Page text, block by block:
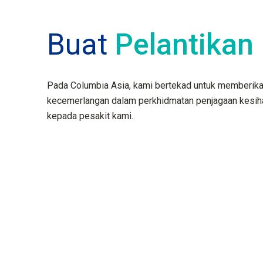
Buat Pelantikan
Pada Columbia Asia, kami bertekad untuk
kecemerlangan dalam perkhidmatan penjagaan
kepada pesakit kami.